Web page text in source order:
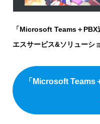
「Microsoft Teams＋PBX
エスサービス&ソリューシ
「Microsoft Teams